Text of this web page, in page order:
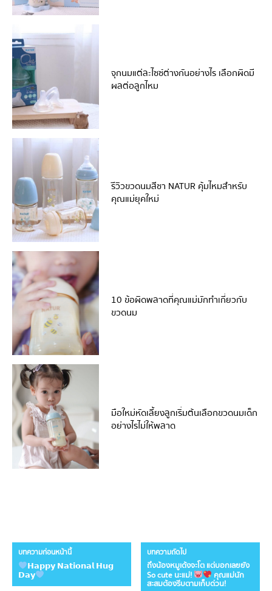
จุกนมแต่ละไซซ์ต่างกันอย่างไร เลือกผิดมี
ผลต่อลูกไหม
รีวิวขวดนมสีชา NATUR คุ้มไหมสำหรับ
คุณแม่ยุคใหม่
10 ข้อผิดพลาดที่คุณแม่มักทำเกี่ยวกับ
ขวดนม
มือใหม่หัดเลี้ยงลูกเริ่มต้นเลือกขวดนมเด็ก
อย่างไรไม่ให้พลาด
บทความก่อนหน้านี้
𝗛𝗮𝗽𝗽𝘆 𝗡𝗮𝘁𝗶𝗼𝗻𝗮𝗹 𝗛𝘂𝗴
𝗗𝗮𝘆
บทความถัดไป
ถึงน้องหมูเด้งจะโต แต่บอกเลยยัง
So cute นะแม่! คุณแม่นัก
สะสมต้องรีบตามเก็บด่วน!